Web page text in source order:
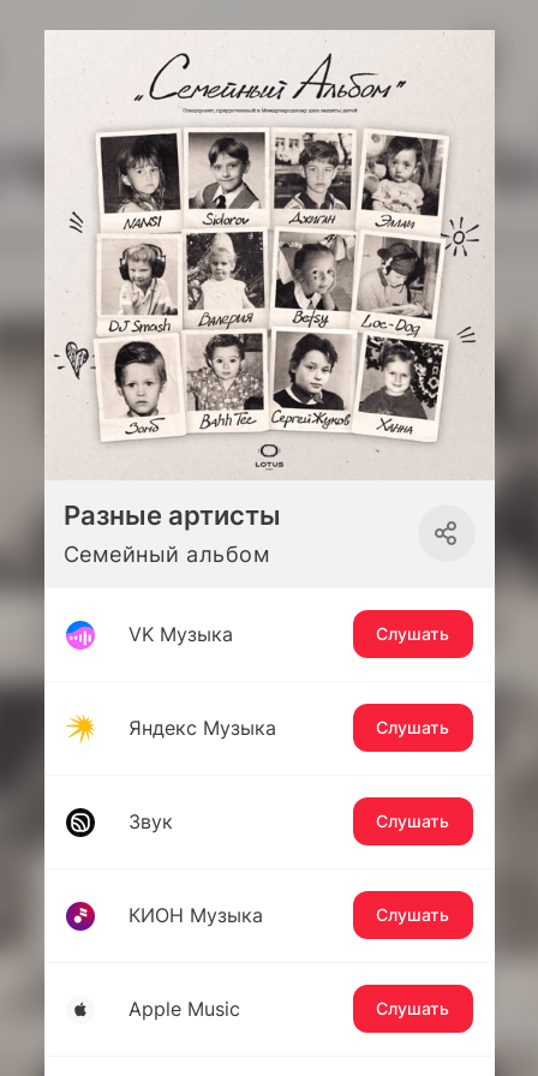
Разные артисты
Семейный альбом
VK Музыка Слушать
Яндекс Музыка Слушать
Звук Слушать
КИОН Музыка Слушать
Apple Music Слушать